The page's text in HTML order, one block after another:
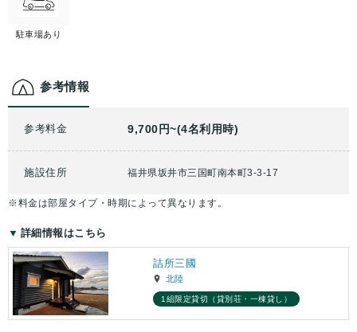
駐車場あり
参考情報
参考料金 9,700円~(4名利用時)
施設住所 福井県坂井市三国町南本町3-3-17
※料金は部屋タイプ・時期によって異なります。
詳細情報はこちら
詰所三國
北陸
1組限定貸切（貸別荘・一棟貸し）